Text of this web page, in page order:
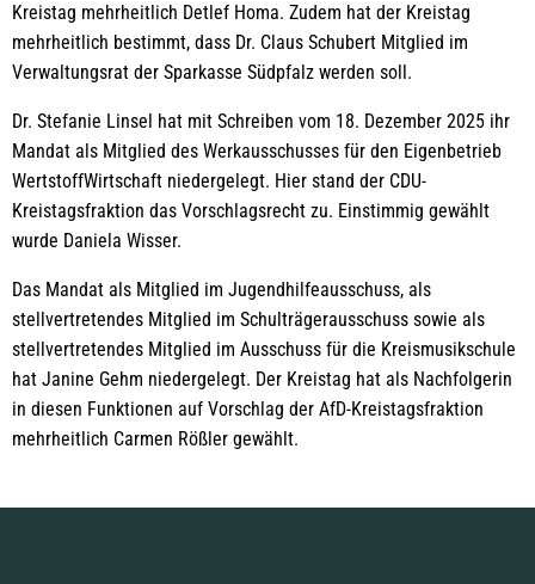
Kreistag mehrheitlich Detlef Homa. Zudem hat der Kreistag
mehrheitlich bestimmt, dass Dr. Claus Schubert Mitglied im
Verwaltungsrat der Sparkasse Südpfalz werden soll.
Dr. Stefanie Linsel hat mit Schreiben vom 18. Dezember 2025 ihr
Mandat als Mitglied des Werkausschusses für den Eigenbetrieb
WertstoffWirtschaft niedergelegt. Hier stand der CDU-
Kreistagsfraktion das Vorschlagsrecht zu. Einstimmig gewählt
wurde Daniela Wisser.
Das Mandat als Mitglied im Jugendhilfeausschuss, als
stellvertretendes Mitglied im Schulträgerausschuss sowie als
stellvertretendes Mitglied im Ausschuss für die Kreismusikschule
hat Janine Gehm niedergelegt. Der Kreistag hat als Nachfolgerin
in diesen Funktionen auf Vorschlag der AfD-Kreistagsfraktion
mehrheitlich Carmen Rößler gewählt.